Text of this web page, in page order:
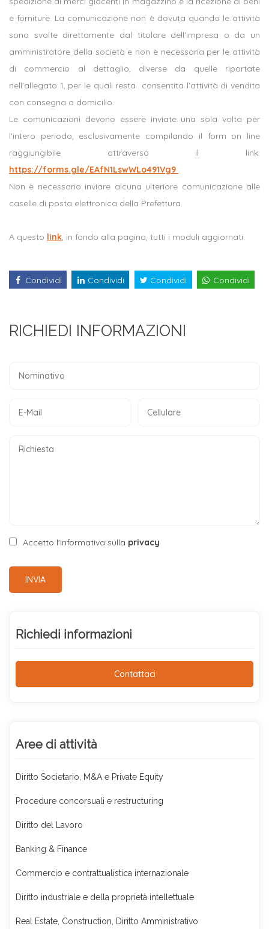
e forniture. La comunicazione non è dovuta quando le attività
sono svolte direttamente dal titolare dell'impresa o da un
amministratore della società e non è necessaria per le attività
di commercio al dettaglio, diverse da quelle riportate
nell'allegato 1, per le quali resta consentita l'attività di vendita
con consegna a domicilio.
Le comunicazioni devono essere inviate una sola volta per
l'intero periodo, esclusivamente compilando il form on line
raggiungibile attraverso il link:
https://forms.gle/EAfN1LswWLo491Vg9 .
Non è necessario inviare alcuna ulteriore comunicazione alle
caselle di posta elettronica della Prefettura.
A questo link, in fondo alla pagina, tutti i moduli aggiornati.
Condividi Condividi Condividi Condividi
RICHIEDI INFORMAZIONI
Accetto l'informativa sulla privacy
INVIA
Richiedi informazioni
Contattaci
Aree di attività
Diritto Societario, M&A e Private Equity
Procedure concorsuali e restructuring
Diritto del Lavoro
Banking & Finance
Commercio e contrattualistica internazionale
Diritto industriale e della proprietà intellettuale
Real Estate, Construction, Diritto Amministrativo